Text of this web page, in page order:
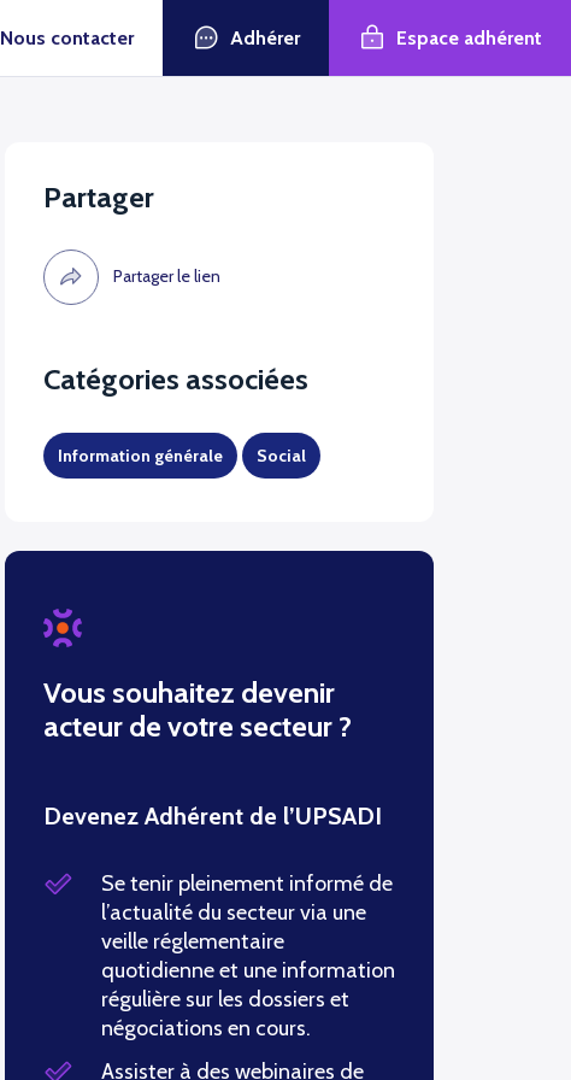
Nous contacter Adhérer Espace adhérent
Partager
Partager le lien
Catégories associées
Information générale Social
Vous souhaitez devenir
acteur de votre secteur ?
Devenez Adhérent de l’UPSADI
Se tenir pleinement informé de
l’actualité du secteur via une
veille réglementaire
quotidienne et une information
régulière sur les dossiers et
négociations en cours.
Assister à des webinaires de